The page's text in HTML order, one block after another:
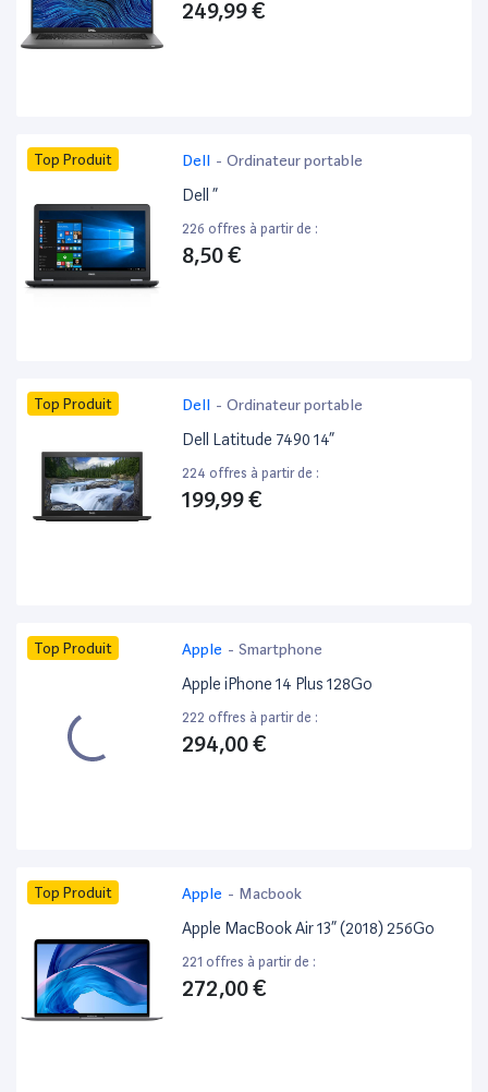
249,99 €
Top Produit Dell - Ordinateur portable
Dell ”
226 offres à partir de :
8,50 €
Top Produit Dell - Ordinateur portable
Dell Latitude 7490 14”
224 offres à partir de :
199,99 €
Top Produit Apple - Smartphone
Apple iPhone 14 Plus 128Go
222 offres à partir de :
294,00 €
Top Produit Apple - Macbook
Apple MacBook Air 13” (2018) 256Go
221 offres à partir de :
272,00 €